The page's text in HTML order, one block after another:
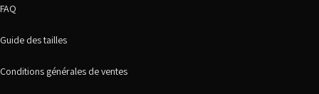
FAQ
Guide des tailles
Conditions générales de ventes